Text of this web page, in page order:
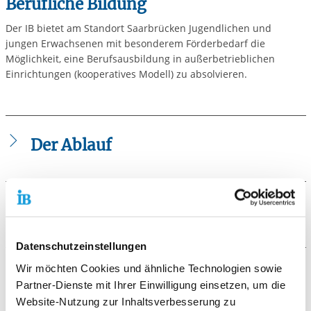
Datenschutzeinstellungen
Wir möchten Cookies und ähnliche Technologien sowie
Partner-Dienste mit Ihrer Einwilligung einsetzen, um die
Website-Nutzung zur Inhaltsverbesserung zu
Berufliche Bildung
Der IB bietet am Standort Saarbrücken Jugendlichen und
jungen Erwachsenen mit besonderem Förderbedarf die
Möglichkeit, eine Berufsausbildung in außerbetrieblichen
Einrichtungen (kooperatives Modell) zu absolvieren.
Der Ablauf
Sparten an:
Fachlagerist / Fachlageristin
Verkäufer / Verkäuferin
Wirtschaft und Verwaltung
Interessenten sollten sich mit der Agentur für Arbeit
Verbindung setzen.
Die Zielgruppe